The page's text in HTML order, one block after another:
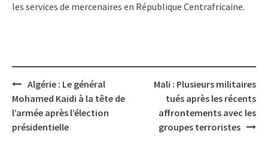
les services de mercenaires en République Centrafricaine.
Post
navigation
Algérie : Le général
Mohamed Kaidi à la tête de
l’armée après l’élection
présidentielle
Mali : Plusieurs militaires
tués après les récents
affrontements avec les
groupes terroristes